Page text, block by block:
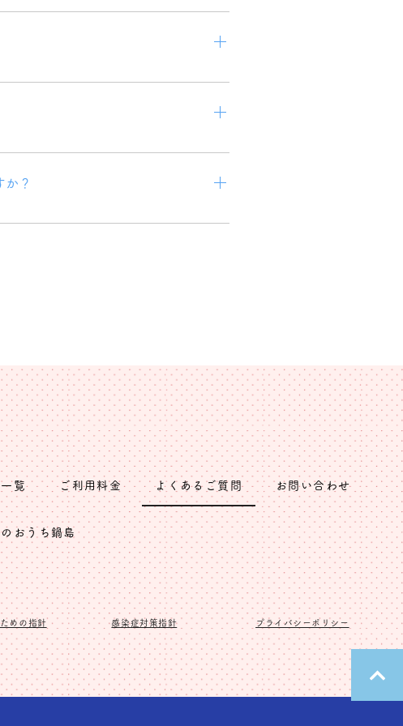
お早めに変更希望をお知らせください。そ
か？
気軽にご相談ください。
覧 ご利用料金 よくあるご質問 お問い合わせ
おうち鍋島
めの指針 感染症対策指針 プライバシーポリシー